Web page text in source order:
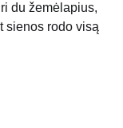
du žemėlapius,
sienos rodo visą